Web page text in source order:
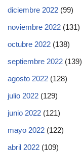
diciembre 2022 (99)
noviembre 2022 (131)
octubre 2022 (138)
septiembre 2022 (139)
agosto 2022 (128)
julio 2022 (129)
junio 2022 (121)
mayo 2022 (122)
abril 2022 (109)